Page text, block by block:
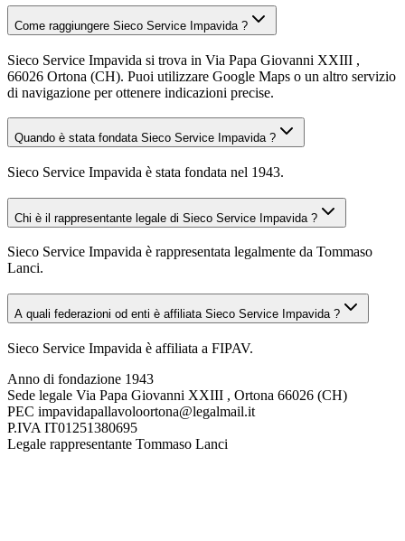
Come raggiungere Sieco Service Impavida ?
Sieco Service Impavida si trova in Via Papa Giovanni XXIII ,
66026 Ortona (CH). Puoi utilizzare Google Maps o un altro servizio
di navigazione per ottenere indicazioni precise.
Quando è stata fondata Sieco Service Impavida ?
Sieco Service Impavida è stata fondata nel 1943.
Chi è il rappresentante legale di Sieco Service Impavida ?
Sieco Service Impavida è rappresentata legalmente da Tommaso
Lanci.
A quali federazioni od enti è affiliata Sieco Service Impavida ?
Sieco Service Impavida è affiliata a FIPAV.
Anno di fondazione 1943
Sede legale Via Papa Giovanni XXIII , Ortona 66026 (CH)
PEC impavidapallavoloortona@legalmail.it
P.IVA IT01251380695
Legale rappresentante Tommaso Lanci